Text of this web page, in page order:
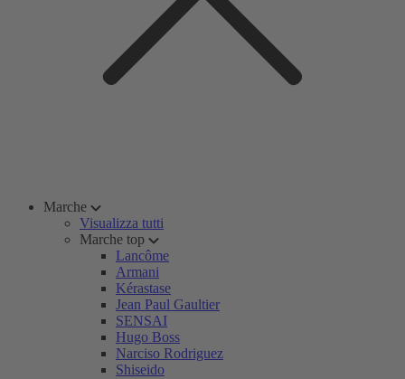
Marche
Visualizza tutti
Marche top
Lancôme
Armani
Kérastase
Jean Paul Gaultier
SENSAI
Hugo Boss
Narciso Rodriguez
Shiseido